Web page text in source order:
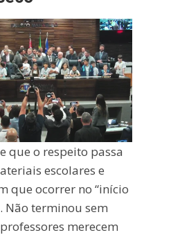
que o respeito passa
escolares e
que ocorrer no “início
Não terminou sem
merecem